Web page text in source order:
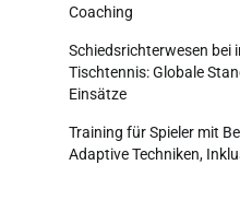
Coaching
Schiedsrichterwesen bei
Tischtennis: Globale
Einsätze
Training für Spieler mit
Adaptive Techniken,